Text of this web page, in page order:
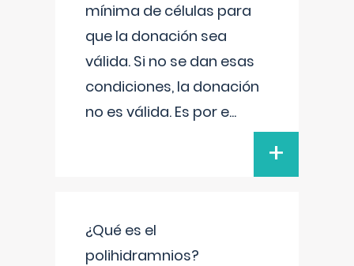
mínima de células para
que la donación sea
válida. Si no se dan esas
condiciones, la donación
no es válida. Es por e...
+
¿Qué es el
polihidramnios?